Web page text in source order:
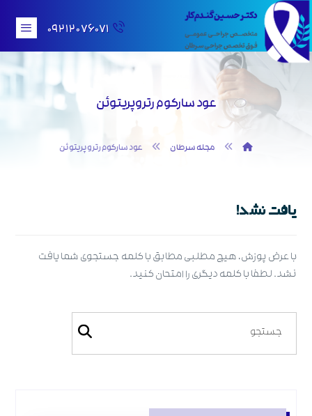
۰۹۲۱۲۰۷۶۰۷۱
عود سارکوم رتروپریتوئن
مجله سرطان عود سارکوم رتروپریتوئن
یافت نشد!
با عرض پوزش، هیچ مطلبی مطابق با کلمه جستجوی شما یافت
نشد. لطفا با کلمه دیگری را امتحان کنید.